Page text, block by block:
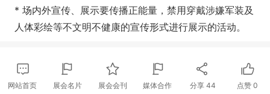
* 场内外宣传、展示要传播正能量，禁用穿戴涉嫌军装及
人体彩绘等不文明不健康的宣传形式进行展示的活动。
网站首页 展会名片 展会会刊 媒体合作 分享 44 点赞0